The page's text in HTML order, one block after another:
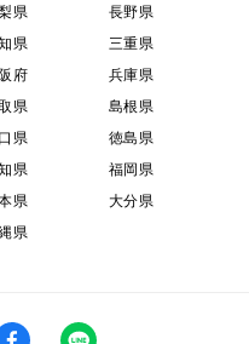
県
長野県
県
三重県
府
兵庫県
県
島根県
県
徳島県
県
福岡県
県
大分県
県